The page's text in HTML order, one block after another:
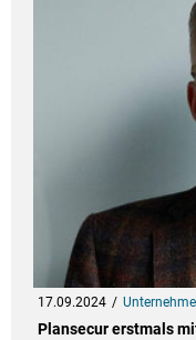
17.09.2024
Plansecur erstmals